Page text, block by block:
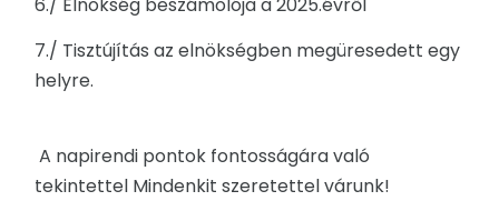
7./ Tisztújítás az elnökségben megüresedett egy
helyre.
A napirendi pontok fontosságára való
tekintettel Mindenkit szeretettel várunk!